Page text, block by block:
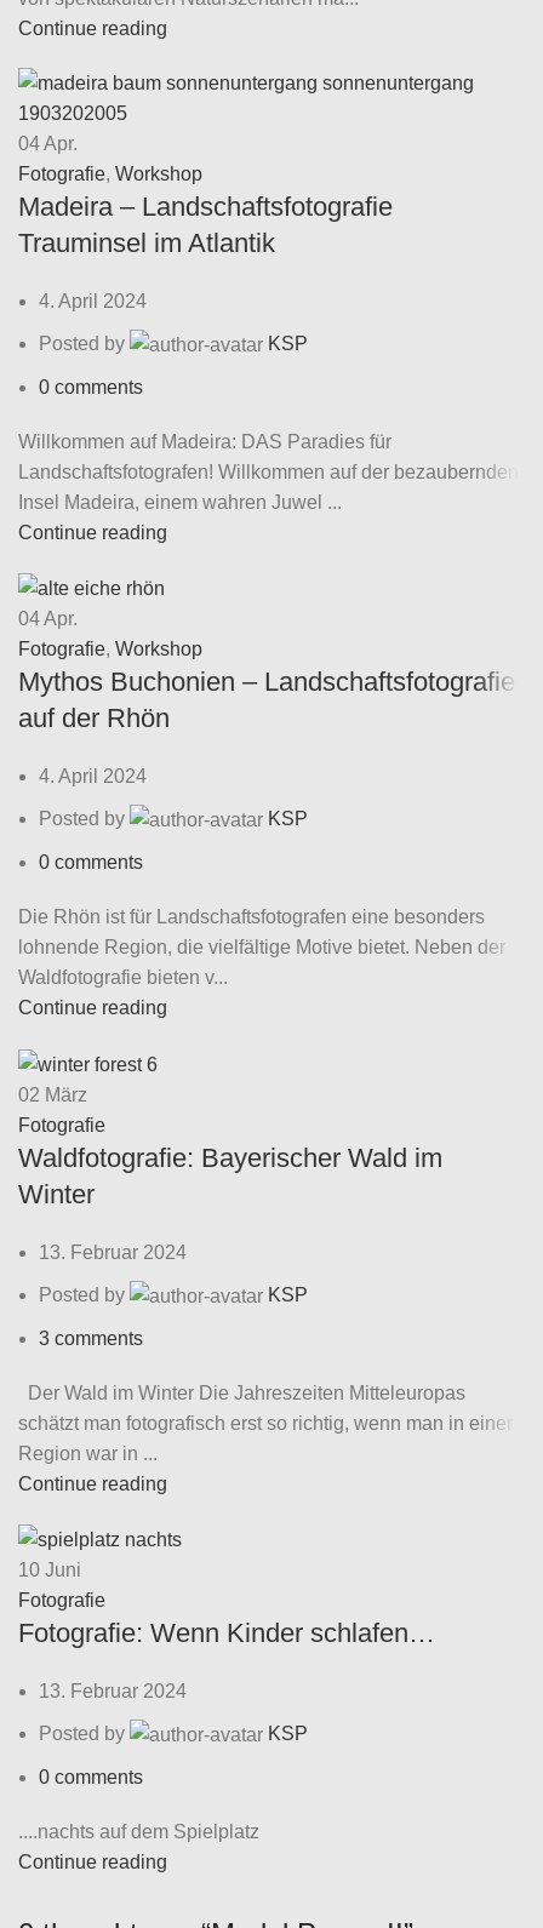
Continue reading
04Apr.
Fotografie, Workshop
Madeira – Landschaftsfotografie
Trauminsel im Atlantik
4. April 2024
Posted by KSP
0 comments
Willkommen auf Madeira: DAS Paradies für
Landschaftsfotografen! Willkommen auf der bezaubernden
Insel Madeira, einem wahren Juwel ...
Continue reading
04Apr.
Fotografie, Workshop
Mythos Buchonien – Landschaftsfotografie
auf der Rhön
4. April 2024
Posted by KSP
0 comments
Die Rhön ist für Landschaftsfotografen eine besonders
lohnende Region, die vielfältige Motive bietet. Neben der
Waldfotografie bieten v...
Continue reading
02 März
Fotografie
Waldfotografie: Bayerischer Wald im
Winter
13. Februar 2024
Posted by KSP
3 comments
Der Wald im Winter Die Jahreszeiten Mitteleuropas
schätzt man fotografisch erst so richtig, wenn man in einer
Region war in ...
Continue reading
10 Juni
Fotografie
Fotografie: Wenn Kinder schlafen…
13. Februar 2024
Posted by KSP
0 comments
....nachts auf dem Spielplatz
Continue reading